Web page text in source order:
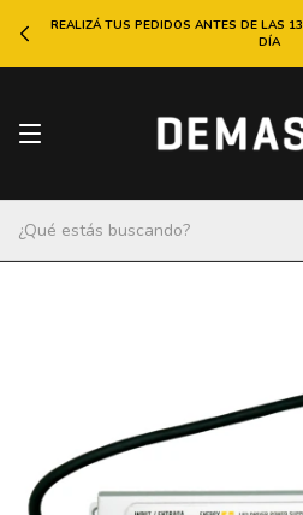
REALIZÁ TUS PEDIDOS ANTES DE LAS
DÍA